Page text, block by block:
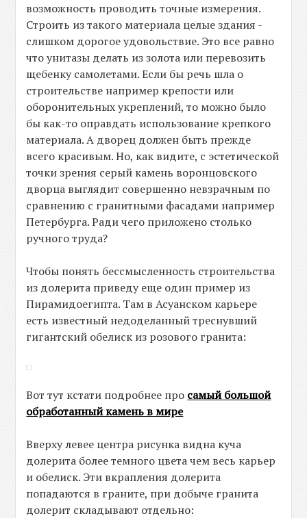
возможность проводить точные измерения.
Строить из такого материала целые здания -
слишком дорогое удовольствие. Это все равно
что унитазы делать из золота или перевозить
щебенку самолетами. Если бы речь шла о
строительстве например крепости или
оборонительных укреплений, то можно было
бы как-то оправдать использование крепкого
материала. А дворец должен быть прежде
всего красивым. Но, как видите, с эстетической
точки зрения серый камень воронцовского
дворца выглядит совершенно невзрачным по
сравнению с гранитными фасадами например
Петербурга. Ради чего приложено столько
ручного труда?
Чтобы понять бессмысленность строительства
из долерита приведу еще один пример из
Пирамидоегипта. Там в Асуанском карьере
есть известный недоделанный треснувший
гигантский обелиск из розового гранита:
Вот тут кстати подробнее про самый большой
обработанный камень в мире
Вверху левее центра рисунка видна куча
долерита более темного цвета чем весь карьер
и обелиск. Эти вкрапления долерита
попадаются в граните, при добыче гранита
долерит складывают отдельно: